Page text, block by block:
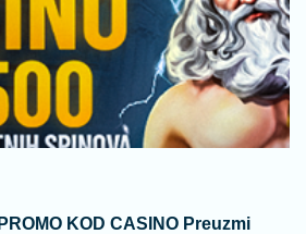
KOD CASINO Preuzmi